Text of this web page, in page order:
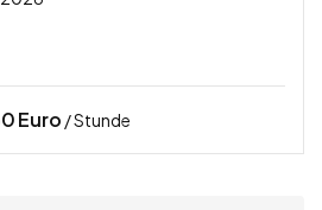
Euro / Stunde